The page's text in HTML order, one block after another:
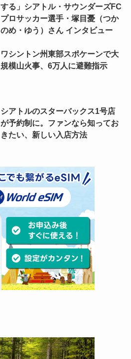
する」シアトル・サウンダーズFC
プロサッカー選手・塚目憂（つか
のめ・ゆう）さん インタビュー
ワシントン州東部スポケーンで大
規模山火事、6万人に避難指示
シアトルのスターバックス1号店
が予約制に。ファンなら知ってお
きたい、新しい入店方法